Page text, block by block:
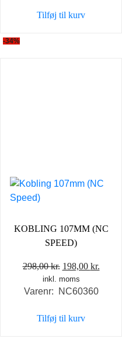
298,00 kr..
Tilføj til kurv
-34%
KOBLING 107MM (NC
SPEED)
298,00kr. Den
oprindelige
pris
298,00 kr..
198,00 kr.
inkl. moms
Varenr: NC60360
Tilføj til kurv